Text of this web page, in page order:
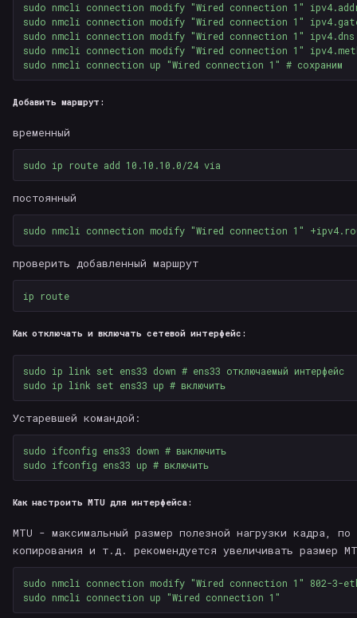
sudo nmcli connection modify "Wired connection 1"
sudo nmcli connection modify "Wired connection 1"
sudo nmcli connection modify "Wired connection 1"
sudo nmcli connection modify "Wired connection 1"
sudo nmcli connection up "Wired connection 1" # сохраним
Добавить маршрут:
временный
sudo
постоянный
sudo nmcli connection modify "Wired connection 1"
проверить добавленный маршрут
Как отключать и включать сетевой интерфейс:
sudo ip link set ens33 down # ens33 отключаемый интерфейс
sudo ip link set ens33 up # включить
Устаревшей командой:
sudo ifconfig ens33 down # выключить
sudo ifconfig ens33 up # включить
Как настроить MTU для интерфейса:
MTU - максимальный размер полезной нагрузки кадра,
копирования и т.д. рекомендуется увеличивать размер
sudo nmcli connection modify "Wired connection 1"
sudo nmcli connection up "Wired connection 1"